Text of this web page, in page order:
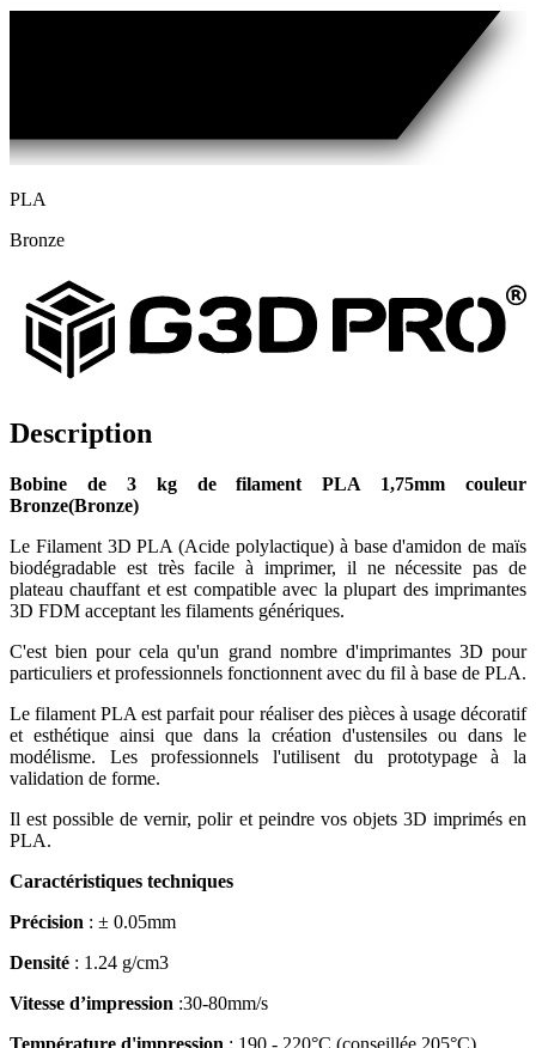
PLA
Bronze
Description
Bobine de 3 kgde filament PLA 1,75mm couleur
Bronze(Bronze)
Le Filament 3D PLA (Acide polylactique) à base d'amidon de maïs
biodégradable est très facile à imprimer, il ne nécessite pas de
plateau chauffant et est compatible avec la plupart des imprimantes
3D FDM acceptant les filaments génériques.
C'est bien pour cela qu'un grand nombre d'imprimantes 3D pour
particuliers et professionnels fonctionnent avec du fil à base de PLA.
Le filament PLA est parfait pour réaliser des pièces à usage décoratif
et esthétique ainsi que dans la création d'ustensiles ou dans le
modélisme. Les professionnels l'utilisent du prototypage à la
validation de forme.
Il est possible de vernir, polir et peindre vos objets 3D imprimés en
PLA.
Caractéristiques techniques
Précision : ± 0.05mm
Densité : 1.24 g/cm3
Vitesse d’impression :30-80mm/s
Température d'impression : 190 - 220°C (conseillée 205°C)